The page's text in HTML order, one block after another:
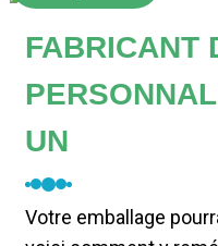
FABRICANT
UN
Votre emballage